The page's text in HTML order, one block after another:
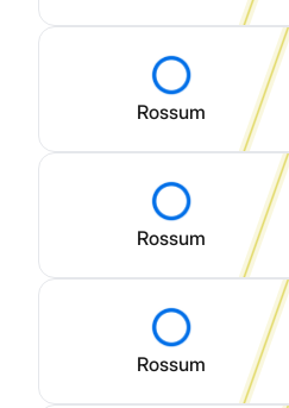
Rossum
Rossum
Rossum